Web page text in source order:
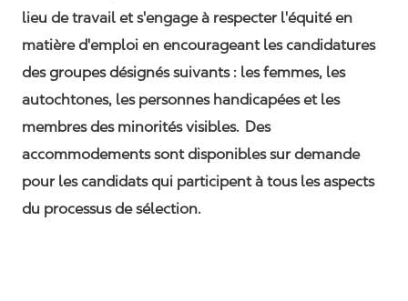
lieu de travail et s'engage à respecter l'équité en
matière d'emploi en encourageant les candidatures
des groupes désignés suivants : les femmes, les
autochtones, les personnes handicapées et les
membres des minorités visibles. Des
accommodements sont disponibles sur demande
pour les candidats qui participent à tous les aspects
du processus de sélection.